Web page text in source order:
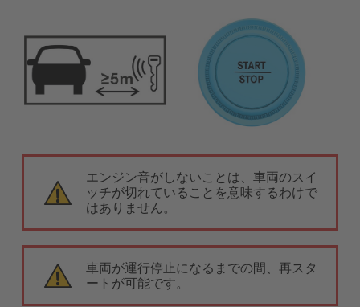
エンジン音がしないことは、車両のスイ
ッチが切れていることを意味するわけで
はありません。
車両が運行停止になるまでの間、再スタ
ートが可能です。